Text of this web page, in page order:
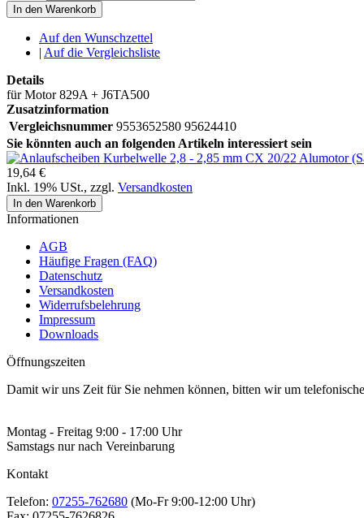
In den Warenkorb
Auf den Wunschzettel
| Auf die Vergleichsliste
Details
für Motor 829A + J6TA500
Zusatzinformation
Vergleichsnummer 9553652580 95624410
Sie könnten auch an folgenden Artikeln interessiert sein
19,64 €
Inkl. 19% USt., zzgl. Versandkosten
In den Warenkorb
Informationen
AGB
Häufige Fragen (FAQ)
Datenschutz
Versandkosten
Widerrufsbelehrung
Impressum
Downloads
Öffnungszeiten
Damit wir uns Zeit für Sie nehmen können, bitten wir um
Montag - Freitag 9:00 - 17:00 Uhr
Samstags nur nach Vereinbarung
Kontakt
Telefon: 07255-762680 (Mo-Fr 9:00-12:00 Uhr)